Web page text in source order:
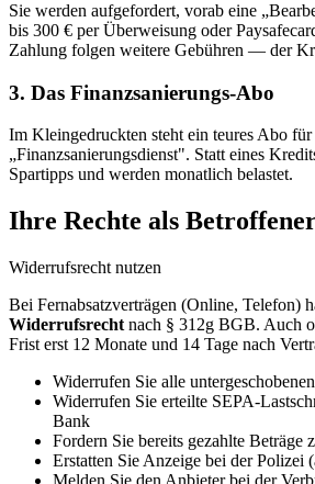
Sie werden aufgefordert, vorab eine
bis 300 € per Überweisung oder
Zahlung folgen weitere Gebühren — der
3. Das Finanzsanierungs-Abo
Im Kleingedruckten steht ein teures Abo
„Finanzsanierungsdienst". Statt eines
Spartipps und werden monatlich belastet.
Ihre Rechte als
Widerrufsrecht nutzen
Bei Fernabsatzverträgen (Online, Telefon)
Widerrufsrecht nach § 312g BGB. Auch
Frist erst 12 Monate und 14 Tage nach
Widerrufen Sie alle
Widerrufen Sie erteilte SEPA-
Bank
Fordern Sie bereits gezahlte Beträge
Erstatten Sie Anzeige bei der Polizei